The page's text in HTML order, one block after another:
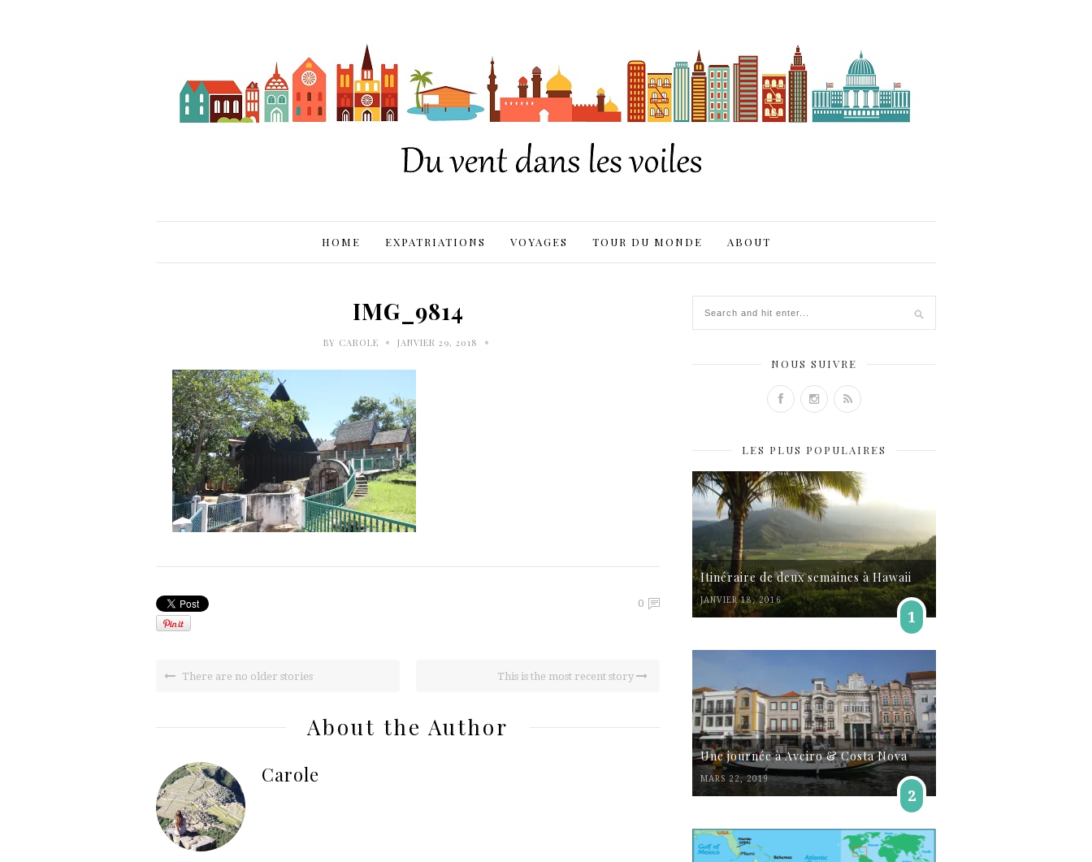
HOME EXPATRIATIONS VOYAGES TOUR DU MONDE ABOUT
IMG_9814
BY CAROLE • JANVIER 29, 2018 •
0
There are no older stories This is the most recent story
About the Author
Carole
NOUS SUIVRE
LES PLUS POPULAIRES
Itinéraire de deux semaines à Hawaii
JANVIER 18, 2016
1
Une journée à Aveiro & Costa Nova
MARS 22, 2019
2